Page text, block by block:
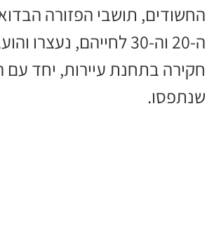
החשודים, תושבי הפזורה
ה-20 וה-30 לחייהם,
חקירה בתחנת עיירות, יחד עם
שנתפסו.